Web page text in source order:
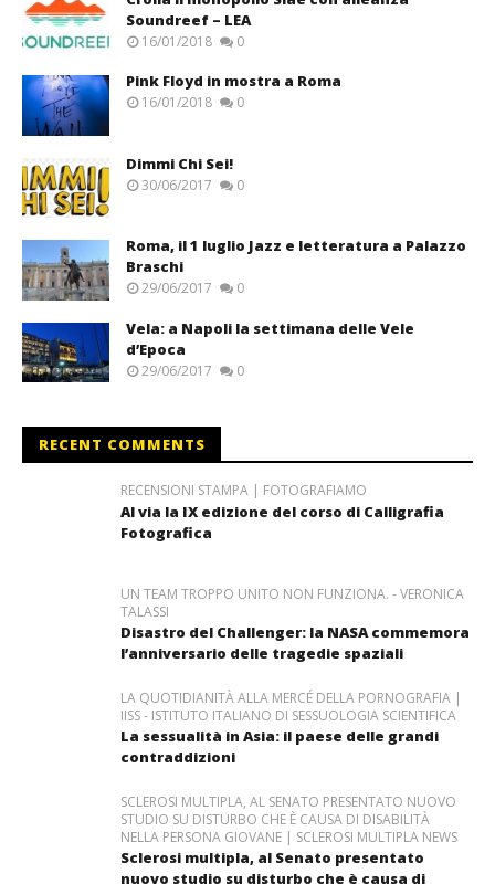
Soundreef – LEA
16/01/2018 0
Pink Floyd in mostra a Roma
16/01/2018 0
Dimmi Chi Sei!
30/06/2017 0
Roma, il 1 luglio Jazz e letteratura a Palazzo
Braschi
29/06/2017 0
Vela: a Napoli la settimana delle Vele
d’Epoca
29/06/2017 0
RECENT COMMENTS
RECENSIONI STAMPA | FOTOGRAFIAMO
Al via la IX edizione del corso di Calligrafia
Fotografica
UN TEAM TROPPO UNITO NON FUNZIONA. - VERONICA
TALASSI
Disastro del Challenger: la NASA commemora
l’anniversario delle tragedie spaziali
LA QUOTIDIANITÀ ALLA MERCÉ DELLA PORNOGRAFIA |
IISS - ISTITUTO ITALIANO DI SESSUOLOGIA SCIENTIFICA
La sessualità in Asia: il paese delle grandi
contraddizioni
SCLEROSI MULTIPLA, AL SENATO PRESENTATO NUOVO
STUDIO SU DISTURBO CHE È CAUSA DI DISABILITÀ
NELLA PERSONA GIOVANE | SCLEROSI MULTIPLA NEWS
Sclerosi multipla, al Senato presentato
nuovo studio su disturbo che è causa di